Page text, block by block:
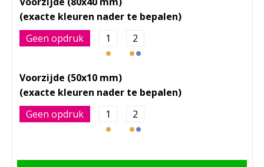
Geen opdruk 1 2
Voorzijde (50x10 mm)
Geen opdruk 1 2